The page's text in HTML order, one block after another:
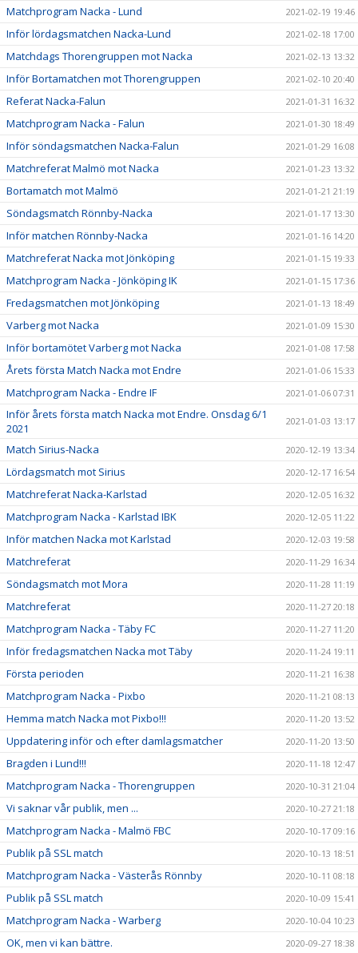
Matchprogram Nacka - Lund 2021-02-19 19:46
Inför lördagsmatchen Nacka-Lund 2021-02-18 17:00
Matchdags Thorengruppen mot Nacka 2021-02-13 13:32
Inför Bortamatchen mot Thorengruppen 2021-02-10 20:40
Referat Nacka-Falun 2021-01-31 16:32
Matchprogram Nacka - Falun 2021-01-30 18:49
Inför söndagsmatchen Nacka-Falun 2021-01-29 16:08
Matchreferat Malmö mot Nacka 2021-01-23 13:32
Bortamatch mot Malmö 2021-01-21 21:19
Söndagsmatch Rönnby-Nacka 2021-01-17 13:30
Inför matchen Rönnby-Nacka 2021-01-16 14:20
Matchreferat Nacka mot Jönköping 2021-01-15 19:33
Matchprogram Nacka - Jönköping IK 2021-01-15 17:36
Fredagsmatchen mot Jönköping 2021-01-13 18:49
Varberg mot Nacka 2021-01-09 15:30
Inför bortamötet Varberg mot Nacka 2021-01-08 17:58
Årets första Match Nacka mot Endre 2021-01-06 15:33
Matchprogram Nacka - Endre IF 2021-01-06 07:31
Inför årets första match Nacka mot Endre. Onsdag 6/1
2021
2021-01-03 13:17
Match Sirius-Nacka 2020-12-19 13:34
Lördagsmatch mot Sirius 2020-12-17 16:54
Matchreferat Nacka-Karlstad 2020-12-05 16:32
Matchprogram Nacka - Karlstad IBK 2020-12-05 11:22
Inför matchen Nacka mot Karlstad 2020-12-03 19:58
Matchreferat 2020-11-29 16:34
Söndagsmatch mot Mora 2020-11-28 11:19
Matchreferat 2020-11-27 20:18
Matchprogram Nacka - Täby FC 2020-11-27 11:20
Inför fredagsmatchen Nacka mot Täby 2020-11-24 19:11
Första perioden 2020-11-21 16:38
Matchprogram Nacka - Pixbo 2020-11-21 08:13
Hemma match Nacka mot Pixbo!!! 2020-11-20 13:52
Uppdatering inför och efter damlagsmatcher 2020-11-20 13:50
Bragden i Lund!!! 2020-11-18 12:47
Matchprogram Nacka - Thorengruppen 2020-10-31 21:04
Vi saknar vår publik, men ... 2020-10-27 21:18
Matchprogram Nacka - Malmö FBC 2020-10-17 09:16
Publik på SSL match 2020-10-13 18:51
Matchprogram Nacka - Västerås Rönnby 2020-10-11 08:18
Publik på SSL match 2020-10-09 15:41
Matchprogram Nacka - Warberg 2020-10-04 10:23
OK, men vi kan bättre. 2020-09-27 18:38